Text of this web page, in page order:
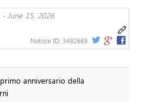
- June 15, 2026
Notizie ID: 3492669
anniversario della